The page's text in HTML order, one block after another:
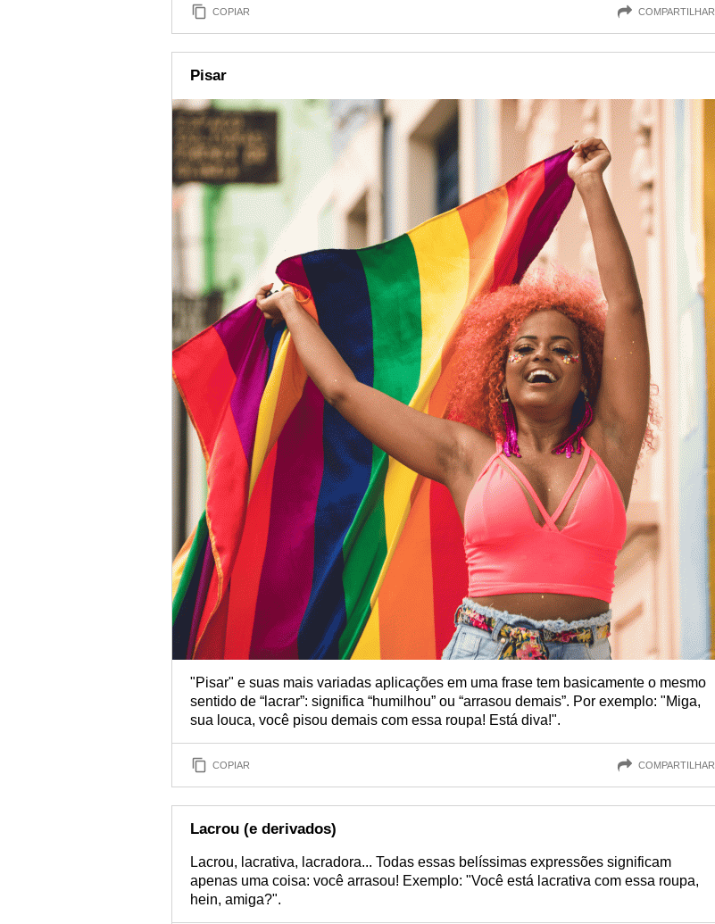
COPIAR COMPARTILHAR
Pisar
"Pisar" e suas mais variadas aplicações em uma frase tem basicamente o mesmo
sentido de “lacrar”: significa “humilhou” ou “arrasou demais”. Por exemplo: "Miga,
sua louca, você pisou demais com essa roupa! Está diva!".
COPIAR COMPARTILHAR
Lacrou (e derivados)
Lacrou, lacrativa, lacradora... Todas essas belíssimas expressões significam
apenas uma coisa: você arrasou! Exemplo: "Você está lacrativa com essa roupa,
hein, amiga?".